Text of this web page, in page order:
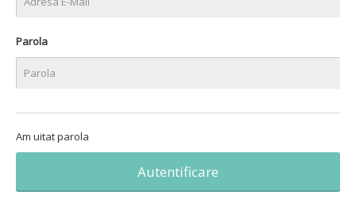
Parola
Am uitat parola